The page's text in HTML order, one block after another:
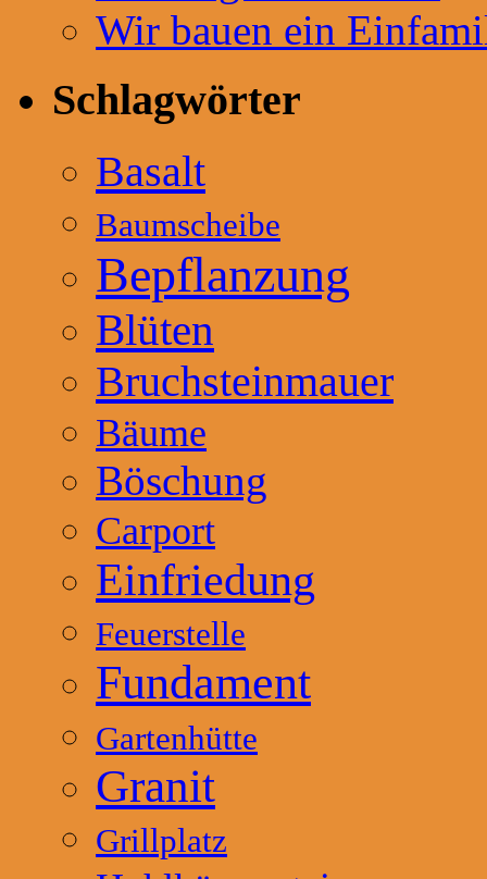
Wir bauen ein
Schlagwörter
Basalt
Baumscheibe
Bepflanzung
Blüten
Bruchsteinmauer
Bäume
Böschung
Carport
Einfriedung
Feuerstelle
Fundament
Gartenhütte
Granit
Grillplatz